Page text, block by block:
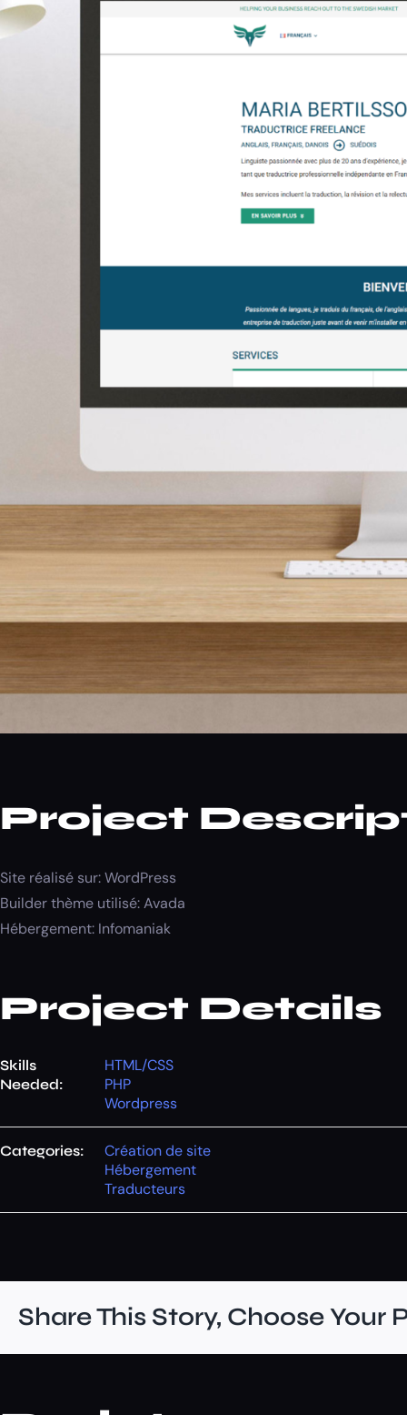
Project
Site réalisé sur: WordPress
Builder thème utilisé: Avada
Hébergement: Infomaniak
Project Details
Skills
Needed:
HTML/CSS
PHP
Wordpress
Categories:
Création de site
Hébergement
Traducteurs
Share This Story, Choose Your